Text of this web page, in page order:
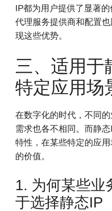
IP都为用户提供了显著
代理服务提供商和配置
现这些优势。
三、适用于
特定应用场
在数字化的时代，不同
需求也各不相同。而静
特性，在某些特定的应
的价值。
1. 为何某些业
于选择静态IP